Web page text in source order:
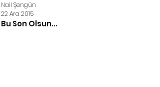
Bu Son Olsun...
Nail Şengün
22 Ara 2015